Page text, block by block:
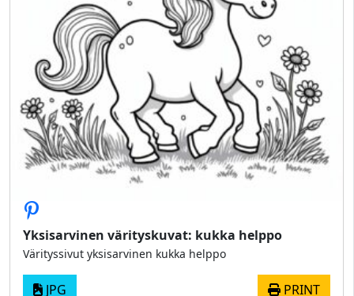
Yksisarvinen värityskuvat: kukka helppo
Värityssivut yksisarvinen kukka helppo
JPG PRINT